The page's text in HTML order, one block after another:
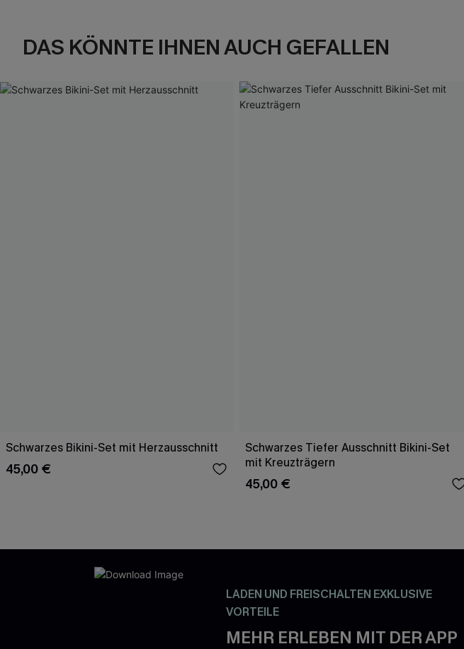
DAS KÖNNTE IHNEN AUCH GEFALLEN
Schwarzes Bikini-Set mit Herzausschnitt
45,00 €
Schwarzes Tiefer Ausschnitt Bikini-Set
mit Kreuzträgern
45,00 €
LADEN UND FREISCHALTEN EXKLUSIVE
VORTEILE
MEHR ERLEBEN MIT DER APP